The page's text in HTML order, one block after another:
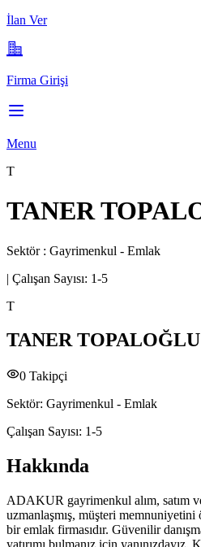
İlan Ver
Firma Girişi
Menu
T
TANER
Sektör : Gayrimenkul - Emlak
| Çalışan Sayısı: 1-5
T
TANER TOPALOĞLU
0 Takipçi
Sektör: Gayrimenkul - Emlak
Çalışan Sayısı: 1-5
Hakkında
ADAKUR gayrimenkul alım, satım
uzmanlaşmış, müşteri
bir emlak firmasıdır. Güvenilir